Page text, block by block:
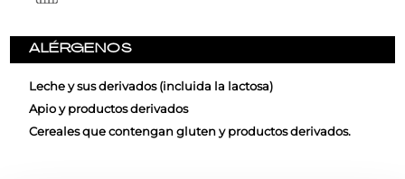
ALÉRGENOS
Leche y sus derivados (incluida la lactosa)
Apio y productos derivados
Cereales que contengan gluten y productos derivados.